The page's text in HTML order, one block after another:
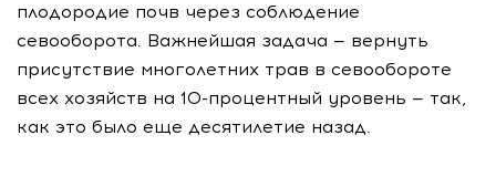
плодородие почв через соблюдение
севооборота. Важнейшая задача — вернуть
присутствие многолетних трав в севообороте
всех хозяйств на 10-процентный уровень — так,
как это было еще десятилетие назад.